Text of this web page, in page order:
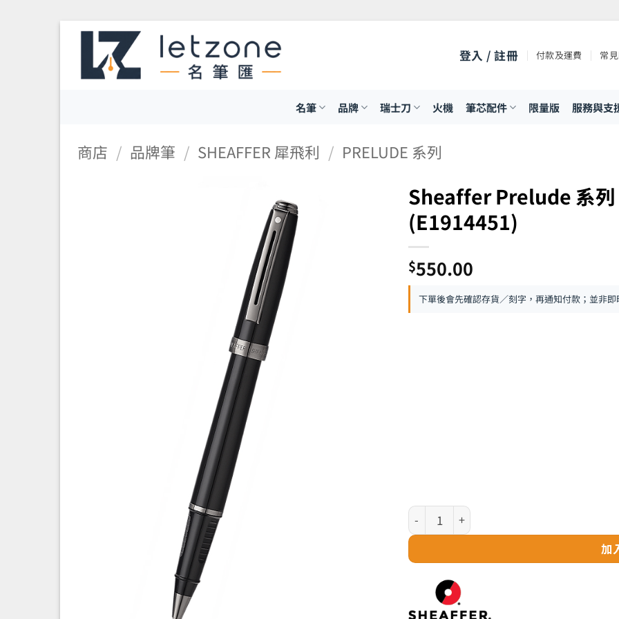
Skip
content
登入 / 註冊 付款及運費 常
名筆 品牌 瑞士刀 火機 筆芯配件 限量版 服務與支
商店 / 品牌筆 / SHEAFFER 犀飛利 / PRELUDE 系列
Sheaffer Prelude 系列
(E1914451)
$550.00
下單後會先確認存貨／刻字，再通知付款；並非即
Sheaffer Prelude 系列 - 亮黑鋼灰夾走珠筆
加